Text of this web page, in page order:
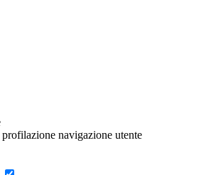
navigazione utente